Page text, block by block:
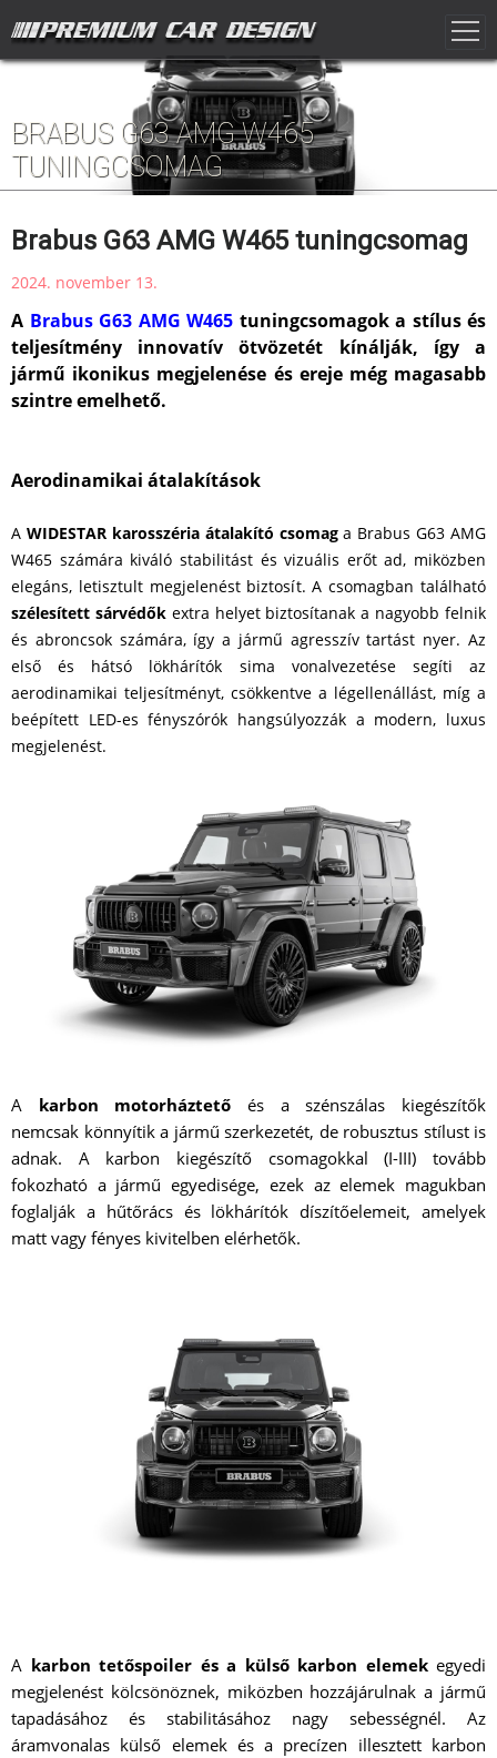
BRABUS G63 AMG W465
TUNINGCSOMAG
Brabus G63 AMG W465 tuningcsomag
2024. november 13.
A Brabus G63 AMG W465 tuningcsomagok a stílus és
teljesítmény innovatív ötvözetét kínálják, így a
jármű ikonikus megjelenése és ereje még magasabb
szintre emelhető.
Aerodinamikai átalakítások
A WIDESTAR karosszéria átalakító csomaga Brabus G63 AMG
W465 számára kiváló stabilitást és vizuális erőt ad, miközben
elegáns, letisztult megjelenést biztosít. A csomagban található
szélesített sárvédőkextra helyet biztosítanak a nagyobb felnik
és abroncsok számára, így a jármű agresszív tartást nyer. Az
első és hátsó lökhárítók sima vonalvezetése segíti az
aerodinamikai teljesítményt, csökkentve a légellenállást, míg a
beépített LED-es fényszórók hangsúlyozzák a modern, luxus
megjelenést.
A karbon motorháztető és a szénszálas kiegészítők
nemcsak könnyítik a jármű szerkezetét, de robusztus stílust is
adnak. A karbon kiegészítő csomagokkal (I-III) tovább
fokozható a jármű egyedisége, ezek az elemek magukban
foglalják a hűtőrács és lökhárítók díszítőelemeit, amelyek
matt vagy fényes kivitelben elérhetők.
A karbon tetőspoiler és a külső karbon elemekegyedi
megjelenést kölcsönöznek, miközben hozzájárulnak a jármű
tapadásához és stabilitásához nagy sebességnél. Az
áramvonalas külső elemek és a precízen illesztett karbon